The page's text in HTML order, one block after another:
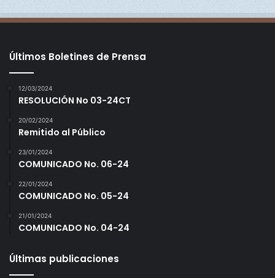
Últimos Boletines de Prensa
12/03/2024
RESOLUCIÓN No 03-24CT
20/02/2024
Remitido al Público
23/01/2024
COMUNICADO No. 06-24
22/01/2024
COMUNICADO No. 05-24
21/01/2024
COMUNICADO No. 04-24
Últimas publicaciones